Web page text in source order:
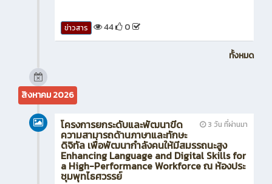
ข่าวสาร 44 0
ทั้งหมด
สิงหาคม 2026
3 วัน ที่ผ่านมา
โครงการยกระดับและพัฒนาขีด
ความสามารถด้านภาษาและทักษะ
ดิจิทัล เพื่อพัฒนากำลังคนให้มีสมรรถนะสูง
Enhancing Language and Digital Skills for
a High-Performance Workforce ณ ห้องประ
ชุมพุทไธศวรรย์